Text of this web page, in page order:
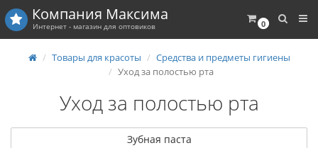
0
Компания Максима
Интернет - магазин для оптовиков
Товары для красоты
Средства и предметы гигиены
Уход за полостью рта
Уход за полостью рта
Зубная паста